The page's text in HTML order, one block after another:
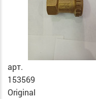
арт.
153569
Original